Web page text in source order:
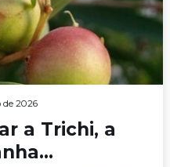
de 2026
a Trichi, a